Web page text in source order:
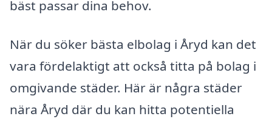
bäst passar dina behov.
När du söker bästa elbolag i Åryd kan det
vara fördelaktigt att också titta på bolag i
omgivande städer. Här är några städer
nära Åryd där du kan hitta potentiella